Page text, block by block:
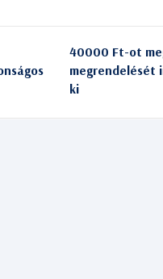
40000 Ft-ot
megrendelését
ki